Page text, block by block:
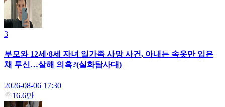
3
부모와 12세·8세 자녀 일가족 사망 사건, 아내는 속옷만 입은
채 투신…살해 의혹?(실화탐사대)
2026-08-06 17:30
16.6만